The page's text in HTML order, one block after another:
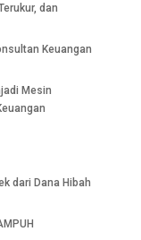
dan
Keuangan
Mesin
dari Dana Hibah